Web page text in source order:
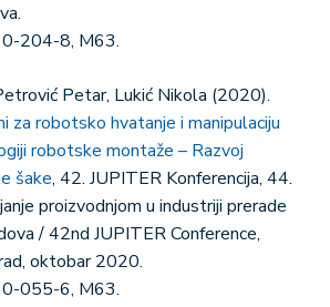
204-8, M63.
Petar, Lukić Nikola (2020).
za robotsko hvatanje i manipulaciju
robotske montaže – Razvoj
šake, 42. JUPITER Konferencija, 44.
proizvodnjom u industriji prerade
/ 42nd JUPITER Conference,
oktobar 2020.
055-6, M63.